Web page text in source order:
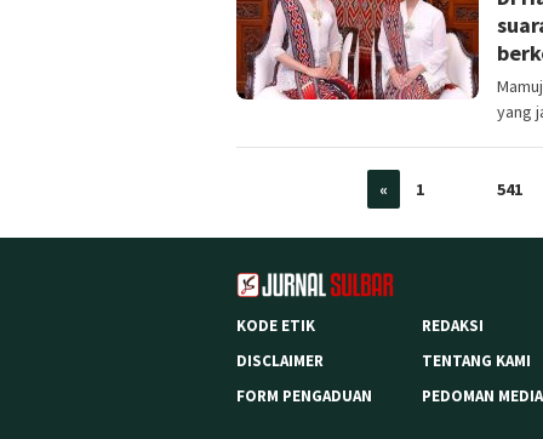
yang
« 1 541
KODE ETIK REDAKSI
DISCLAIMER
TENTANG KAMI
FORM PENGADUAN
PEDOMAN